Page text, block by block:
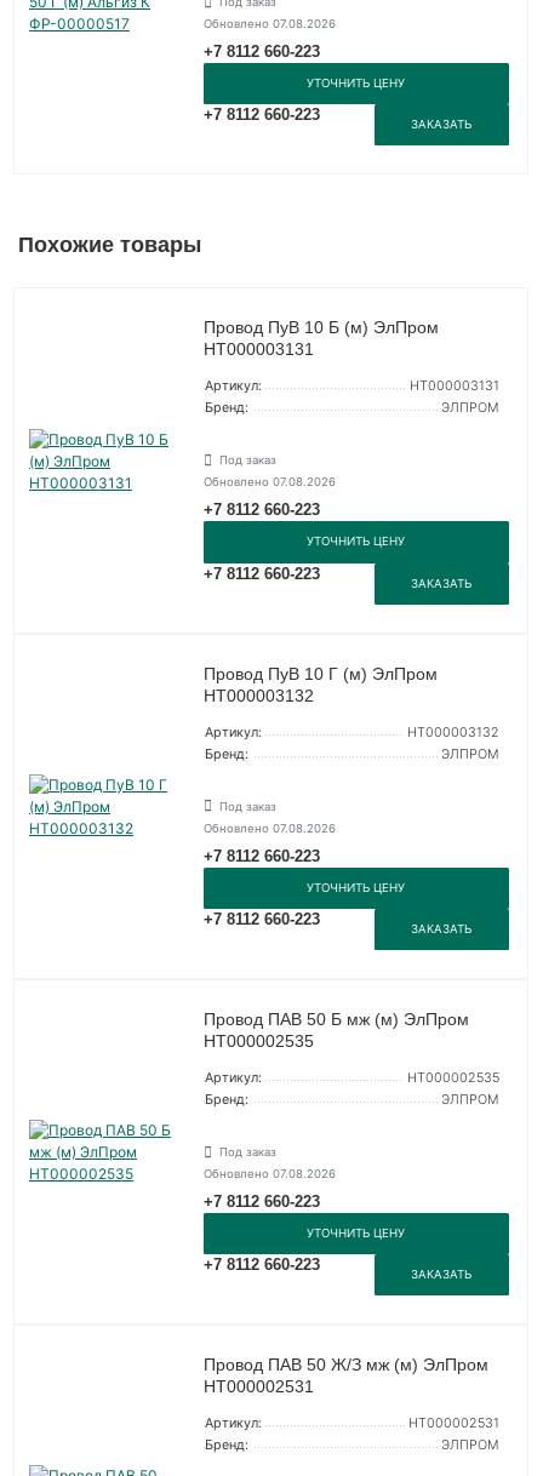
Обновлено 07.08.2026
+7 8112 660-223
УТОЧНИТЬ ЦЕНУ
+7 8112 660-223
ЗАКАЗАТЬ
Похожие товары
Провод ПуВ 10 Б (м) ЭлПром
НТ000003131
Артикул:
НТ000003131
Бренд:
ЭЛПРОМ
Под заказ
Обновлено 07.08.2026
+7 8112 660-223
УТОЧНИТЬ ЦЕНУ
+7 8112 660-223
ЗАКАЗАТЬ
Провод ПуВ 10 Г (м) ЭлПром
НТ000003132
Артикул:
НТ000003132
Бренд:
ЭЛПРОМ
Под заказ
Обновлено 07.08.2026
+7 8112 660-223
УТОЧНИТЬ ЦЕНУ
+7 8112 660-223
ЗАКАЗАТЬ
Провод ПАВ 50 Б мж (м) ЭлПром
НТ000002535
Артикул:
НТ000002535
Бренд:
ЭЛПРОМ
Под заказ
Обновлено 07.08.2026
+7 8112 660-223
УТОЧНИТЬ ЦЕНУ
+7 8112 660-223
ЗАКАЗАТЬ
Провод ПАВ 50 Ж/З мж (м) ЭлПром
НТ000002531
Артикул:
НТ000002531
Бренд:
ЭЛПРОМ